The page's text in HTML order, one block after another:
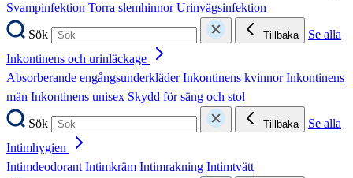
Svampinfektion Torra slemhinnorUrinvägsinfektion
Sök
Tillbaka
Se alla
Inkontinens och urinläckage
Absorberande engångsunderkläderInkontinens kvinnorInkontinens
män Inkontinens unisex Skydd för säng och stol
Sök
Tillbaka
Se alla
Intimhygien
IntimdeodorantIntimkräm Intimrakning Intimtvätt